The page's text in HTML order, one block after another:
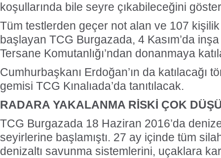
koşullarında bile seyre çıkabileceğini
Tüm testlerden geçer not alan ve 107
başlayan TCG Burgazada, 4 Kasım’da
Tersane Komutanlığı’ndan donanmaya
Cumhurbaşkanı Erdoğan’ın da katılacağı
gemisi TCG Kınalıada’da tanıtılacak.
RADARA YAKALANMA RİSKİ ÇOK
TCG Burgazada 18 Haziran 2016’da
seyirlerine başlamıştı. 27 ay içinde tüm
denizaltı savunma sistemlerini, uçaklara